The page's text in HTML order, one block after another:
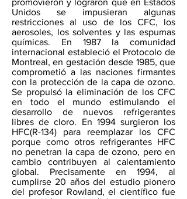
promovieron y lograron que en Estados
Unidos se impusieran algunas
restricciones al uso de los CFC, los
aerosoles, los solventes y las espumas
químicas. En 1987 la comunidad
internacional estableció el Protocolo de
Montreal, en gestación desde 1985, que
comprometió a las naciones firmantes
con la protección de la capa de ozono.
Se propulsó la eliminación de los CFC
en todo el mundo estimulando el
desarrollo de nuevos refrigerantes
libres de cloro. En 1994 surgieron los
HFC(R-134) para reemplazar los CFC
porque como otros refrigerantes HFC
no penetran la capa de ozono, pero en
cambio contribuyen al calentamiento
global. Precisamente en 1994, al
cumplirse 20 años del estudio pionero
del profesor Rowland, el científico fue